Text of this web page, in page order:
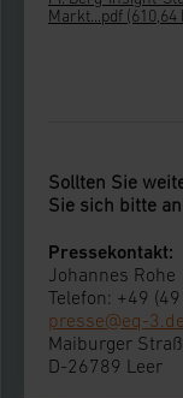
Markt...pdf (610,64
Sollten Sie
Sie sich bitte
Pressekontakt:
Johannes Rohe
Telefon: +49
presse@eq-3.de
Maiburger
D-26789 Leer